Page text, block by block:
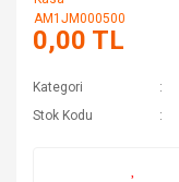
0,00 TL
Kategori
Stok Kodu